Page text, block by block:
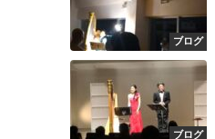
ブログ
ブログ